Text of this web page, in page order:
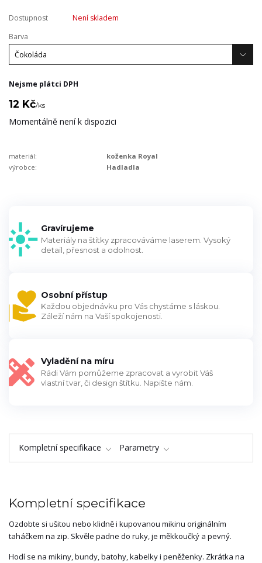
Dostupnost
Není skladem
Barva
Nejsme plátci DPH
12 Kč/ks
Momentálně není k dispozici
materiál:
koženka Royal
výrobce:
Hadladla
Gravírujeme
Materiály na štítky zpracováváme laserem. Vysoký
detail, přesnost a odolnost.
Osobní přístup
Každou objednávku pro Vás chystáme s láskou.
Záleží nám na Vaší spokojenosti.
Vyladění na míru
Rádi Vám pomůžeme zpracovat a vyrobit Váš
vlastní tvar, či design štítku. Napište nám.
Kompletní specifikace Parametry
Kompletní specifikace
Ozdobte si ušitou nebo klidně i kupovanou mikinu originálním
taháčkem na zip. Skvěle padne do ruky, je měkkoučký a pevný.
Hodí se na mikiny, bundy, batohy, kabelky i peněženky. Zkrátka na